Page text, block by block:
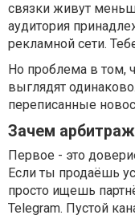
связки живут
аудитория
рекламной сети.
Но проблема в том,
выглядят
переписанные
Зачем
Первое - это
Если ты продаёшь
просто ищешь
Telegram. Пустой